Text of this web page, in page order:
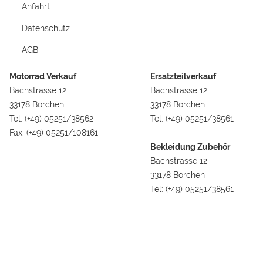
Anfahrt
Datenschutz
AGB
Motorrad Verkauf
Bachstrasse 12
33178 Borchen
Tel: (+49) 05251/38562
Fax: (+49) 05251/108161
Ersatzteilverkauf
Bachstrasse 12
33178 Borchen
Tel: (+49) 05251/38561
Bekleidung Zubehör
Bachstrasse 12
33178 Borchen
Tel: (+49) 05251/38561